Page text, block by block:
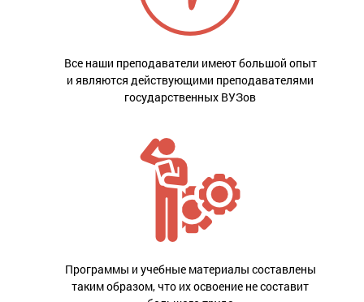
Все наши преподаватели имеют большой опыт
и являются действующими преподавателями
государственных ВУЗов
Программы и учебные материалы составлены
таким образом, что их освоение не составит